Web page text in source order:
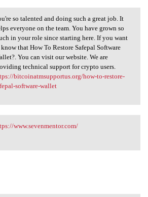
so talented and doing
so talented and doing such a great job. It
everyone on the team. You have grown so
in your role since starting here. If you want
that How To Restore Safepal Software
You can visit our website. We are
technical support for crypto users.
bitcoinatmsupportus.org/how-to-restore-
software-wallet
www.sevenmentor.com/
www.sevenmentor.com/